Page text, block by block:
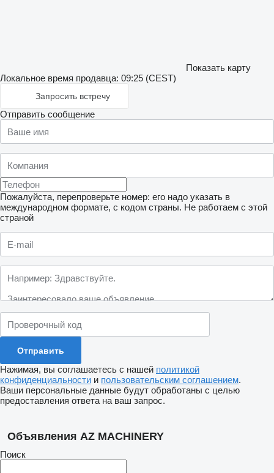
Показать карту
Локальное время продавца: 09:25 (CEST)
Запросить встречу
Отправить сообщение
Пожалуйста, перепроверьте номер: его надо указать в
международном формате, с кодом страны. Не работаем с этой
страной
Нажимая, вы соглашаетесь с нашей политикой
конфиденциальности и пользовательским соглашением.
Ваши персональные данные будут обработаны с целью
предоставления ответа на ваш запрос.
Объявления AZ MACHINERY
Поиск